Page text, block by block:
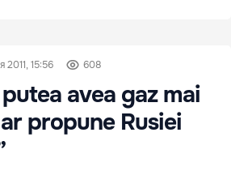
2011, 15:56 608
avea gaz mai
propune Rusiei